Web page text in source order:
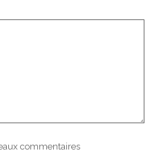
commentaires